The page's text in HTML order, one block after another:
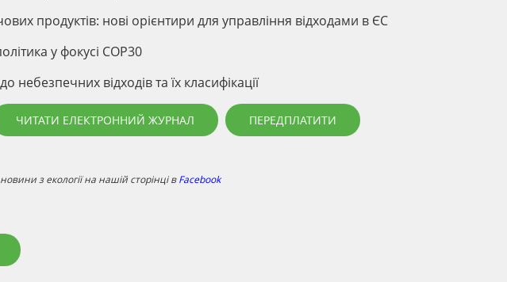
продуктів: нові орієнтири для управління відходами в ЄС
у фокусі COP30
небезпечних відходів та їх класифікації
ЧИТАТИ ЕЛЕКТРОННИЙ ЖУРНАЛ ПЕРЕДПЛАТИТИ
з екології на нашій сторінці вFacebook